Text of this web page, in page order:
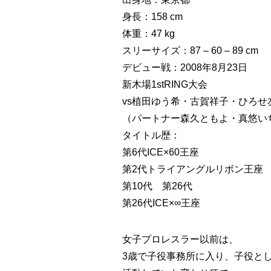
身長：158 cm
体重：47 kg
スリーサイズ：87 – 60 – 89 cm
デビュー戦：2008年8月23日
新木場1stRING大会
vs植田ゆう希・古賀祥子・ひろせ
（パートナー森久ともよ・真悠い
タイトル歴：
第6代ICE×60王座
第2代トライアングルリボン王座
第10代 第26代
第26代ICE×∞王座
女子プロレスラー以前は、
3歳で子役事務所に入り、子役と